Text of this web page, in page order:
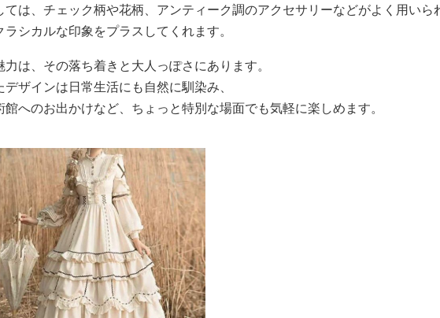
ては、チェック柄や花柄、アンティーク調のアクセサリーなどがよく用いら
ラシカルな印象をプラスしてくれます。
力は、その落ち着きと大人っぽさにあります。
ザインは日常生活にも自然に馴染み、
館へのお出かけなど、ちょっと特別な場面でも気軽に楽しめます。